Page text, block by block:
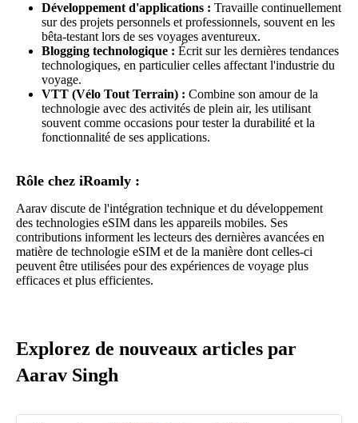
Développement d'applications : Travaille continuellement
sur des projets personnels et professionnels, souvent en les
bêta-testant lors de ses voyages aventureux.
Blogging technologique : Écrit sur les dernières tendances
technologiques, en particulier celles affectant l'industrie du
voyage.
VTT (Vélo Tout Terrain) : Combine son amour de la
technologie avec des activités de plein air, les utilisant
souvent comme occasions pour tester la durabilité et la
fonctionnalité de ses applications.
Rôle chez iRoamly :
Aarav discute de l'intégration technique et du développement
des technologies eSIM dans les appareils mobiles. Ses
contributions informent les lecteurs des dernières avancées en
matière de technologie eSIM et de la manière dont celles-ci
peuvent être utilisées pour des expériences de voyage plus
efficaces et plus efficientes.
Explorez de nouveaux articles par
Aarav Singh